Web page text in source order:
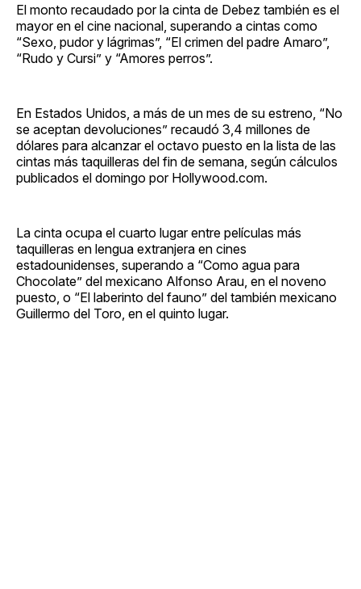
El monto recaudado por la cinta de Debez también es el
mayor en el cine nacional, superando a cintas como
“Sexo, pudor y lágrimas”, “El crimen del padre Amaro”,
“Rudo y Cursi” y “Amores perros”.
En Estados Unidos, a más de un mes de su estreno, “No
se aceptan devoluciones” recaudó 3,4 millones de
dólares para alcanzar el octavo puesto en la lista de las
cintas más taquilleras del fin de semana, según cálculos
publicados el domingo por Hollywood.com.
La cinta ocupa el cuarto lugar entre películas más
taquilleras en lengua extranjera en cines
estadounidenses, superando a “Como agua para
Chocolate” del mexicano Alfonso Arau, en el noveno
puesto, o “El laberinto del fauno” del también mexicano
Guillermo del Toro, en el quinto lugar.